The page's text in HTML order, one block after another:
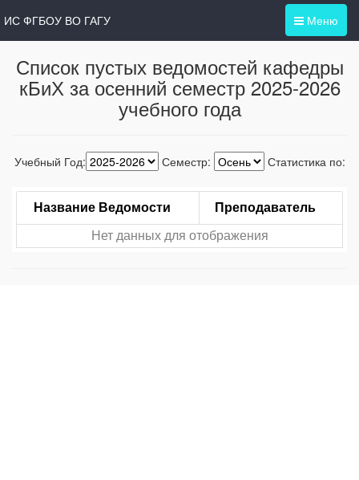
Меню
ИС ФГБОУ ВО ГАГУ
Список пустых ведомостей кафедры
кБиХ за осенний семестр 2025-2026
учебного года
Учебный Год: Семестр: Статистика по:
Название Ведомости Преподаватель
Нет данных для отображения